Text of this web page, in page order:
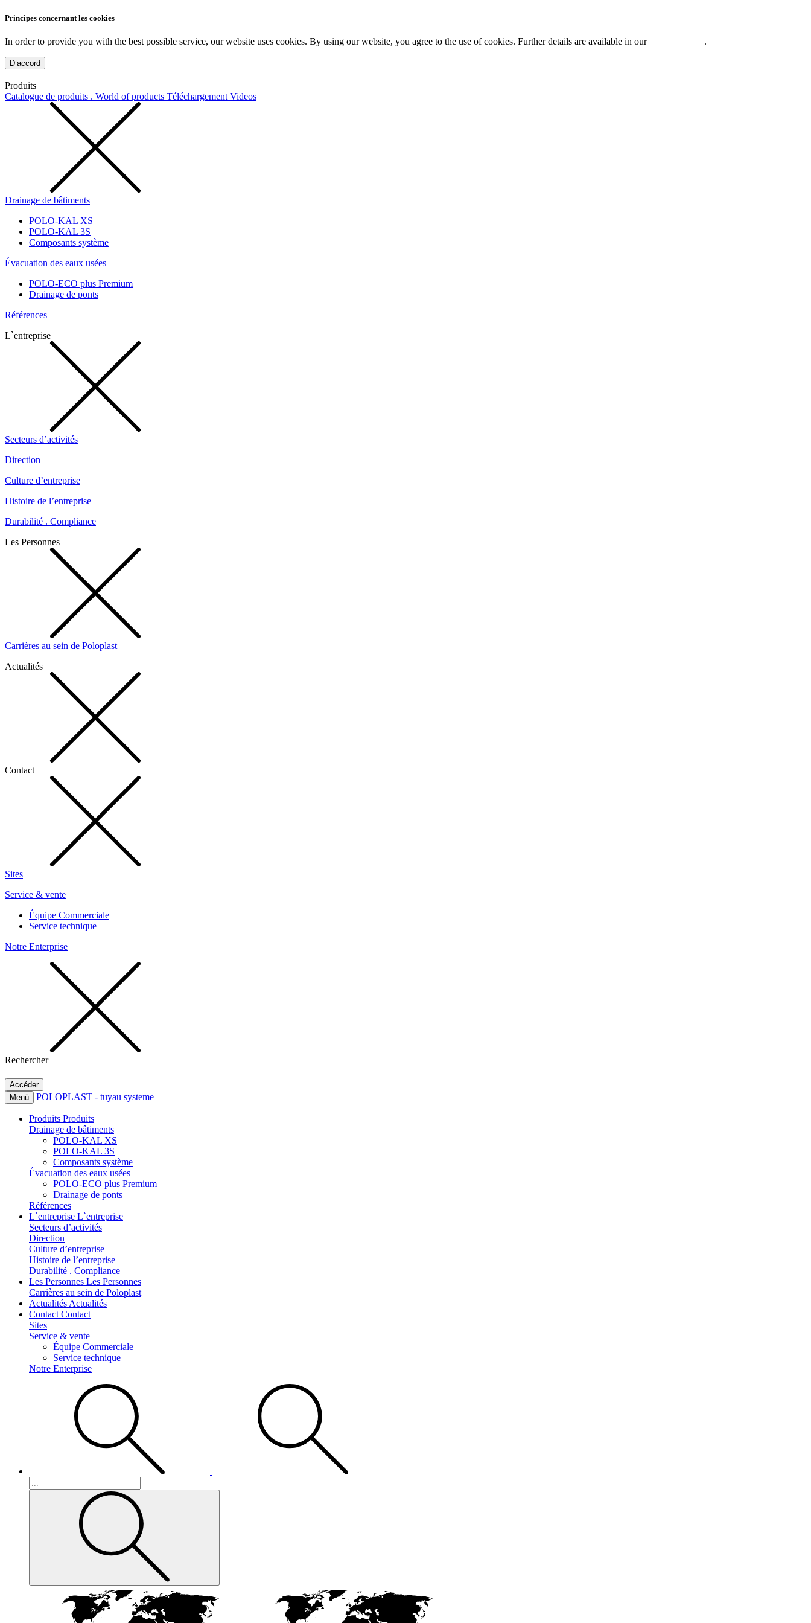
Principes concernant les cookies
In order to provide you with the best possible service, our website uses cookies. By using our website, you agree to the use of cookies. Further details are available in our .
D’accord
Produits
Catalogue de produits . World of products Téléchargement Videos
Drainage de bâtiments
POLO-KAL XS
POLO-KAL 3S
Composants système
Évacuation des eaux usées
POLO-ECO plus Premium
Drainage de ponts
Références
L`entreprise
Secteurs d’activités
Direction
Culture d’entreprise
Histoire de l’entreprise
Durabilité . Compliance
Les Personnes
Carrières au sein de Poloplast
Actualités
Contact
Sites
Service & vente
Équipe Commerciale
Service technique
Notre Enterprise
Rechercher
Menü POLOPLAST - tuyau systeme
Produits Produits
Drainage de bâtiments
POLO-KAL XS
POLO-KAL 3S
Composants système
Évacuation des eaux usées
POLO-ECO plus Premium
Drainage de ponts
Références
L`entreprise L`entreprise
Secteurs d’activités
Direction
Culture d’entreprise
Histoire de l’entreprise
Durabilité . Compliance
Les Personnes Les Personnes
Carrières au sein de Poloplast
Actualités Actualités
Contact Contact
Sites
Service & vente
Équipe Commerciale
Service technique
Notre Enterprise